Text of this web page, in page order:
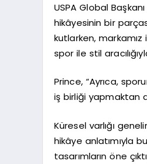
USPA Global
hikâyesinin bir
kutlarken, markamız
spor ile stil
Prince, “Ayrıca,
iş birliği yapmaktan
Küresel varlığı
hikâye anlatımıyla
tasarımların öne